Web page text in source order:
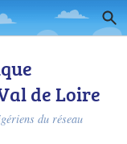
de Loire
du réseau